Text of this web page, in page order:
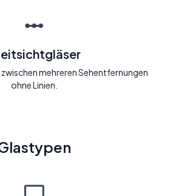
mehreren Sehentfernungen
ohne Linien.